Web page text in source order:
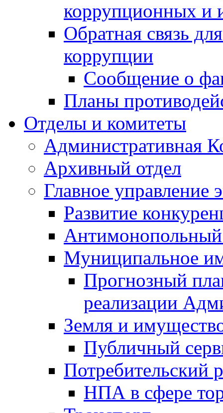
коррупционных и
Обратная связь
коррупции
Сообщение о
Планы
Отделы и комитеты
Административная
Архивный отдел
Главное управление
Развитие
Антимонопольный
Муниципальное
Прогнозный
реализации
Земля и
Публичный
Потребительский
НПА в сфере